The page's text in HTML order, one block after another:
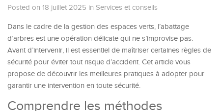
Posted on 18 juillet 2025 in Services et conseils
Dans le cadre de la gestion des espaces verts, l’abattage
d’arbres est une opération délicate qui ne s’improvise pas.
Avant d’intervenir, il est essentiel de maîtriser certaines règles de
sécurité pour éviter tout risque d’accident. Cet article vous
propose de découvrir les meilleures pratiques à adopter pour
garantir une intervention en toute sécurité.
Comprendre les méthodes